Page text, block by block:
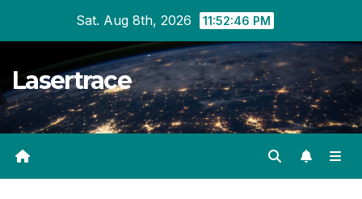
Sat. Aug 8th, 2026 11:52:47 PM
Lasertrace